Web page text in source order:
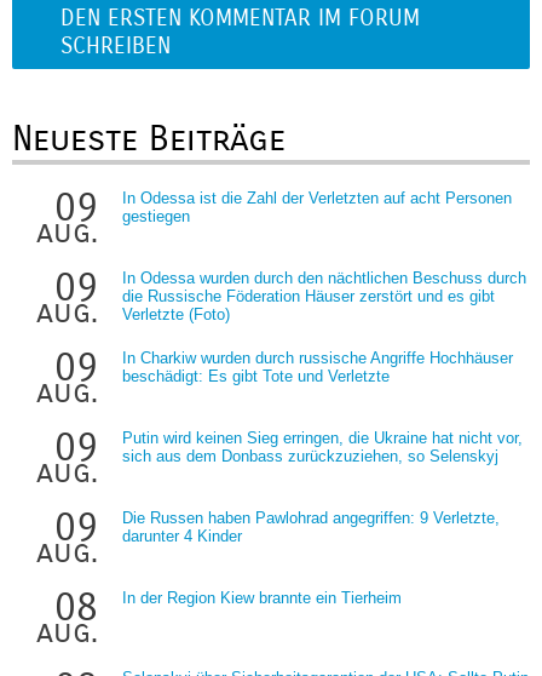
DEN ERSTEN KOMMENTAR IM FORUM
SCHREIBEN
Neueste Beiträge
09
aug.
In Odessa ist die Zahl der Verletzten auf acht Personen
gestiegen
09
aug.
In Odessa wurden durch den nächtlichen Beschuss durch
die Russische Föderation Häuser zerstört und es gibt
Verletzte (Foto)
09
aug.
In Charkiw wurden durch russische Angriffe Hochhäuser
beschädigt: Es gibt Tote und Verletzte
09
aug.
Putin wird keinen Sieg erringen, die Ukraine hat nicht vor,
sich aus dem Donbass zurückzuziehen, so Selenskyj
09
aug.
Die Russen haben Pawlohrad angegriffen: 9 Verletzte,
darunter 4 Kinder
08
aug.
In der Region Kiew brannte ein Tierheim